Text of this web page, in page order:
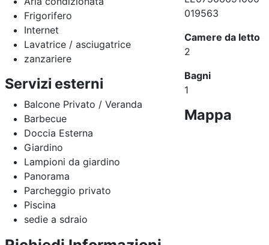
Frigorifero
Internet
Lavatrice / asciugatrice
zanzariere
Servizi esterni
Balcone Privato / Veranda
Barbecue
Doccia Esterna
Giardino
Lampioni da giardino
Panorama
Parcheggio privato
Piscina
sedie a sdraio
019563
Camere da letto
2
Bagni
1
Mappa